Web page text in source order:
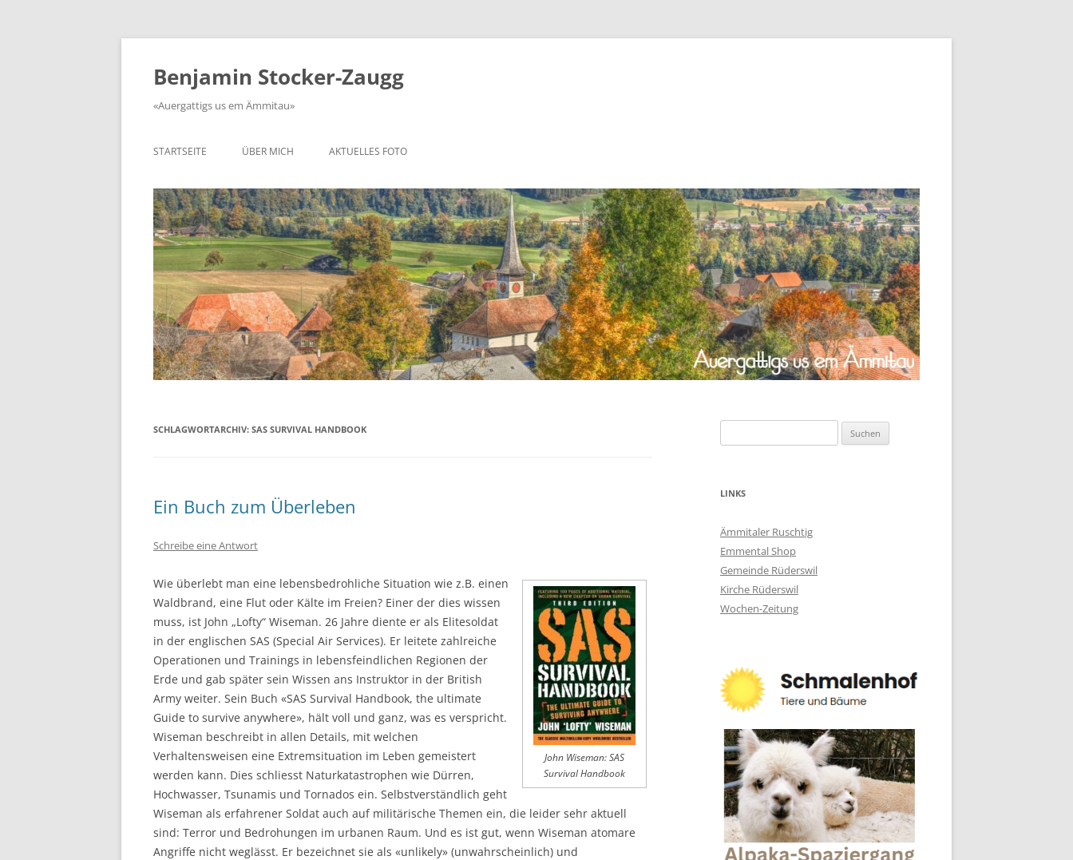
Zum
springen
Benjamin Stocker-Zaugg
«Auergattigs us em Ämmitau»
STARTSEITE ÜBER MICH AKTUELLES FOTO
SCHLAGWORTARCHIV: SAS SURVIVAL HANDBOOK
Ein Buch zum Überleben
Schreibe eine Antwort
John Wiseman: SAS
Survival Handbook
Wie überlebt man eine lebensbedrohliche Situation wie z.B. einen
Waldbrand, eine Flut oder Kälte im Freien? Einer der dies wissen
muss, ist John „Lofty“ Wiseman. 26 Jahre diente er als Elitesoldat
in der englischen SAS (Special Air Services). Er leitete zahlreiche
Operationen und Trainings in lebensfeindlichen Regionen der
Erde und gab später sein Wissen ans Instruktor in der British
Army weiter. Sein Buch «SAS Survival Handbook, the ultimate
Guide to survive anywhere», hält voll und ganz, was es verspricht.
Wiseman beschreibt in allen Details, mit welchen
Verhaltensweisen eine Extremsituation im Leben gemeistert
werden kann. Dies schliesst Naturkatastrophen wie Dürren,
Hochwasser, Tsunamis und Tornados ein. Selbstverständlich geht
Wiseman als erfahrener Soldat auch auf militärische Themen ein, die leider sehr aktuell
sind: Terror und Bedrohungen im urbanen Raum. Und es ist gut, wenn Wiseman atomare
Angriffe nicht weglässt. Er bezeichnet sie als «unlikely» (unwahrscheinlich) und
nach:
LINKS
Ämmitaler Ruschtig
Emmental Shop
Gemeinde Rüderswil
Kirche Rüderswil
Wochen-Zeitung